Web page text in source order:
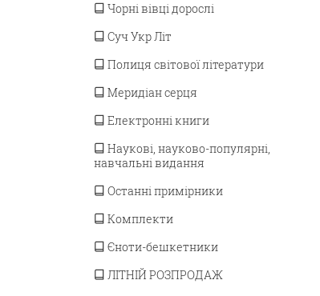
Чорні вівці дорослі
Суч Укр Літ
Полиця світової літератури
Меридіан серця
Електронні книги
Наукові, науково-популярні,
навчальні видання
Останні примірники
Комплекти
Єноти-бешкетники
ЛІТНІЙ РОЗПРОДАЖ